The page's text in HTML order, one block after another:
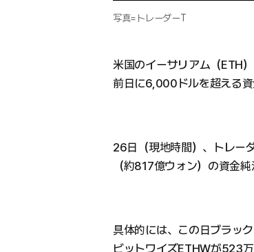
写真=トレーダーT
米国のイーサリアム（ETH）
前日に6,000ドルを超える資
26日（現地時間）、トレー
（約817億ウォン）の資金
具体的には、この日ブラッ
ビットワイズETHWが523